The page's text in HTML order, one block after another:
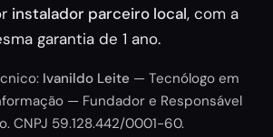
instalador parceiro local, com a
garantia de 1 ano.
Ivanildo Leite — Tecnólogo em
— Fundador e Responsável
CNPJ 59.128.442/0001-60.